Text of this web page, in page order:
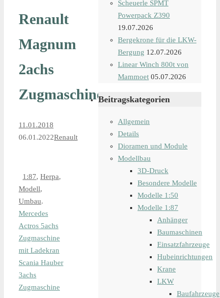
Renault
Magnum
2achs
Zugmaschine
11.01.2018
06.01.2022Renault
1:87, Herpa,
Modell,
Umbau.
Mercedes
Actros 5achs
Zugmaschine
mit Ladekran
Scania Hauber
3achs
Zugmaschine
Scheuerle SPMT
Powerpack Z390
19.07.2026
Bergekrone für die LKW-
Bergung 12.07.2026
Linear Winch 800t von
Mammoet 05.07.2026
Beitragskategorien
Allgemein
Details
Dioramen und Module
Modellbau
3D-Druck
Besondere Modelle
Modelle 1:50
Modelle 1:87
Anhänger
Baumaschinen
Einsatzfahrzeuge
Hubeinrichtungen
Krane
LKW
Baufahrzeuge